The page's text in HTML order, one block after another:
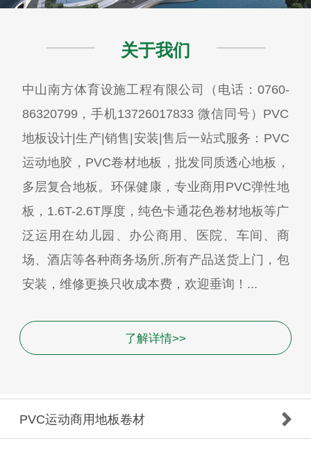
关于我们
中山南方体育设施工程有限公司（电话：0760-
86320799，手机13726017833 微信同号）PVC
地板设计|生产|销售|安装|售后一站式服务：PVC
运动地胶，PVC卷材地板，批发同质透心地板，
多层复合地板。环保健康，专业商用PVC弹性地
板，1.6T-2.6T厚度，纯色卡通花色卷材地板等广
泛运用在幼儿园、办公商用、医院、车间、商
场、酒店等各种商务场所,所有产品送货上门，包
安装，维修更换只收成本费，欢迎垂询！...
了解详情>>
PVC运动商用地板卷材